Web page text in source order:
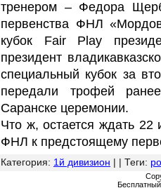
тренером – Федора
первенства ФНЛ
кубок Fair Play
президент
специальный кубок за
передали трофей
Саранске церемонии.
Что ж, остается ждать 22
ФНЛ к предстоящему
Категория: 1й дивизион | | Теги: